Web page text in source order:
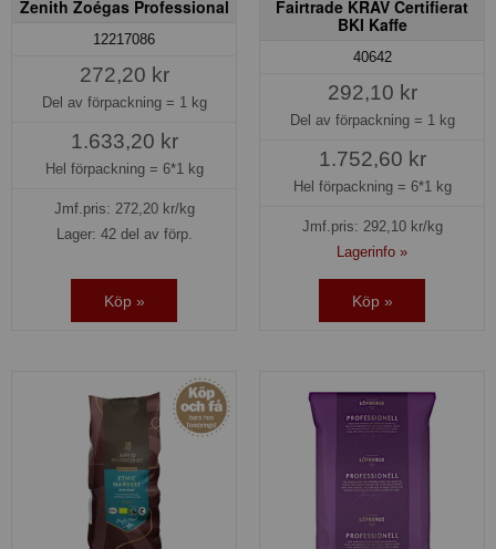
Zenith Zoégas Professional
12217086
272,20 kr
Del av förpackning = 1 kg
1.633,20 kr
Hel förpackning = 6*1 kg
Jmf.pris: 272,20kr/kg
Lager: 42 del av förp.
Köp »
Fairtrade KRAV Certifierat
BKI Kaffe
40642
292,10 kr
Del av förpackning = 1 kg
1.752,60 kr
Hel förpackning = 6*1 kg
Jmf.pris: 292,10kr/kg
Lagerinfo »
Köp »